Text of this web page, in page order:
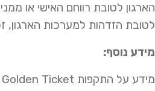
הארגון לטובת רווחם האישי או
לטובת הזדהות למערכות הארגון,
מידע נוסף:
מידע על התקפות Golden Ticket